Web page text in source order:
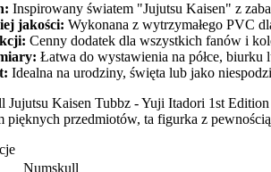
Inspirowany światem "Jujutsu Kaisen" z
jakości: Wykonana z wytrzymałego PVC
Cenny dodatek dla wszystkich fanów i
Łatwa do wystawienia na półce, biurku
Idealna na urodziny, święta lub jako
Kaisen Tubbz - Yuji Itadori 1st
pięknych przedmiotów, ta figurka z
Numskull